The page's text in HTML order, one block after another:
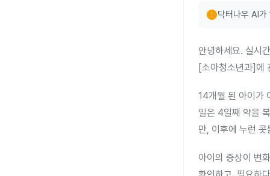
error닥터나우 AI
안녕하세요. 실시
[소아청소년과]에
14개월 된 아이가
일은 4일째 약을
만, 이후에 누런
아이의 증상이 변